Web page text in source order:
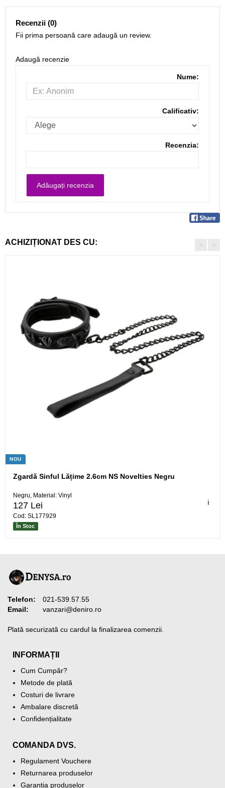
Recenzii (0)
Fii prima persoană care adaugă un review.
Adaugă recenzie
Nume:
Calificativ:
Recenzia:
ACHIZIȚIONAT DES CU:
NOU
ℹ️
Zgardă Sinful Lățime 2.6cm NS Novelties Negru
Negru, Material: Vinyl
127 Lei
Cod: SL177929
În Stoc
< >
Telefon:
021-539.57.55
Email:
vanzari@deniro.ro
Plată securizată cu cardul la finalizarea comenzii.
INFORMAȚII
Cum Cumpăr?
Metode de plată
Costuri de livrare
Ambalare discretă
Confidențialitate
COMANDA DVS.
Regulament Vouchere
Returnarea produselor
Garanția produselor